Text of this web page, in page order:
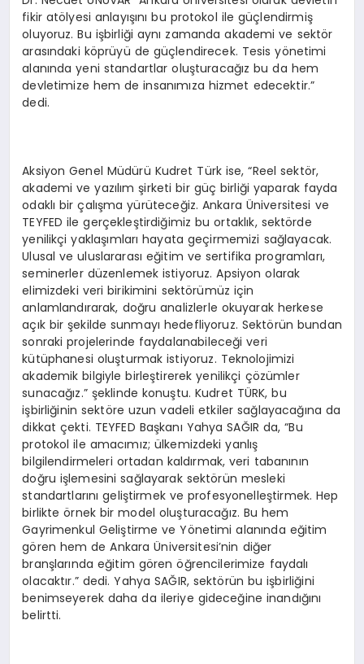
fikir atölyesi anlayışını bu protokol ile güçlendirmiş
oluyoruz. Bu işbirliği aynı zamanda akademi ve sektör
arasındaki köprüyü de güçlendirecek. Tesis yönetimi
alanında yeni standartlar oluşturacağız bu da hem
devletimize hem de insanımıza hizmet edecektir.”
dedi.
Aksiyon Genel Müdürü Kudret Türk ise, “Reel sektör,
akademi ve yazılım şirketi bir güç birliği yaparak fayda
odaklı bir çalışma yürüteceğiz. Ankara Üniversitesi ve
TEYFED ile gerçekleştirdiğimiz bu ortaklık, sektörde
yenilikçi yaklaşımları hayata geçirmemizi sağlayacak.
Ulusal ve uluslararası eğitim ve sertifika programları,
seminerler düzenlemek istiyoruz. Apsiyon olarak
elimizdeki veri birikimini sektörümüz için
anlamlandırarak, doğru analizlerle okuyarak herkese
açık bir şekilde sunmayı hedefliyoruz. Sektörün bundan
sonraki projelerinde faydalanabileceği veri
kütüphanesi oluşturmak istiyoruz. Teknolojimizi
akademik bilgiyle birleştirerek yenilikçi çözümler
sunacağız.” şeklinde konuştu. Kudret TÜRK, bu
işbirliğinin sektöre uzun vadeli etkiler sağlayacağına da
dikkat çekti. TEYFED Başkanı Yahya SAĞIR da, “Bu
protokol ile amacımız; ülkemizdeki yanlış
bilgilendirmeleri ortadan kaldırmak, veri tabanının
doğru işlemesini sağlayarak sektörün mesleki
standartlarını geliştirmek ve profesyonelleştirmek. Hep
birlikte örnek bir model oluşturacağız. Bu hem
Gayrimenkul Geliştirme ve Yönetimi alanında eğitim
gören hem de Ankara Üniversitesi’nin diğer
branşlarında eğitim gören öğrencilerimize faydalı
olacaktır.” dedi. Yahya SAĞIR, sektörün bu işbirliğini
benimseyerek daha da ileriye gideceğine inandığını
belirtti.